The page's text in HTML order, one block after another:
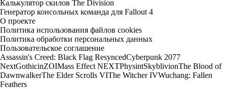
Калькулятор скилов The Division
Генератор консольных команда для Fallout 4
О проекте
Политика использования файлов cookies
Политика обработки персональных данных
Пользовательское соглашение
Assassin's Creed: Black Flag ResyncedCyberpunk 2077
NextGothicinZOIMass Effect NEXTPhysintSkyblivionThe Blood of
DawnwalkerThe Elder Scrolls VIThe Witcher IVWuchang: Fallen
Feathers